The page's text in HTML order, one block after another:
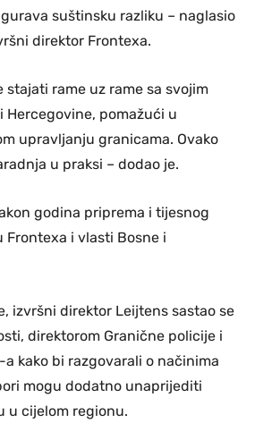
suštinsku razliku – naglasio
direktor Frontexa.
stajati rame uz rame sa svojim
Hercegovine, pomažući u
upravljanju granicama. Ovako
u praksi – dodao je.
godina priprema i tijesnog
i vlasti Bosne i
izvršni direktor Leijtens sastao se
direktorom Granične policije i
kako bi razgovarali o načinima
mogu dodatno unaprijediti
u cijelom regionu.